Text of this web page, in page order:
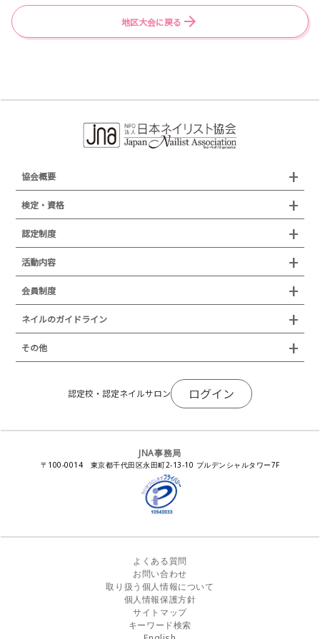
31
23
（4014）
24
（4003）
25
（4024）
26
（4019）
28
（4005）
29
（4027）
30
（4021）
地区大会に戻る
協会概要
組織概要
所在地
プレスリリース
叙勲・褒章・受賞・表彰
通常総会について
検定・資格
検定試験
JNAフットケア理論検定試験
ネイリスト技能検定試験（JNEC主催）
JNAネイリスト技能検定国際試験
JNAネイリストキャリアパス講習会
JNAオフィシャル教材
認定制度
認定制度
認定校
認定ネイルサロン
活動内容
ネイルエキスポ
ネイルオブザイヤー
全日本ネイリスト選手権・地区大会
11月ネイル月間
セミナー
セミナー
JNAスーパーライブ
JNAネイルサロン等化学物質管理講習会
ネイルトレンド
ネイルトレンド
トレンドプロジェクトメンバー
会員制度
会員制度
法人会員
ネイルのガイドライン
新型コロナ感染症関連
コンプライアンス／法令遵守
EUにおけるTPO成分を含む化粧品の市場提供禁止について
景品表示法に基づく措置命令について
その他
サポートネイルサロン制度
教材・書籍・刊行物
認定校・認定ネイルサロン ログイン
JNA事務局
〒100-0014 東京都千代田区永田町2-13-10 プルデンシャルタワー7F
よくある質問
お問い合わせ
取り扱う個人情報について
個人情報保護方針
サイトマップ
キーワード検索